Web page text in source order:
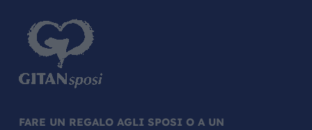
FARE UN REGALO AGLI SPOSI O A UN